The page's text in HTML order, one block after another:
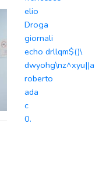
elio
Droga
giornali
echo drllqm$()\
dwyohg\nz^xyu||a
roberto
ada
c
0.